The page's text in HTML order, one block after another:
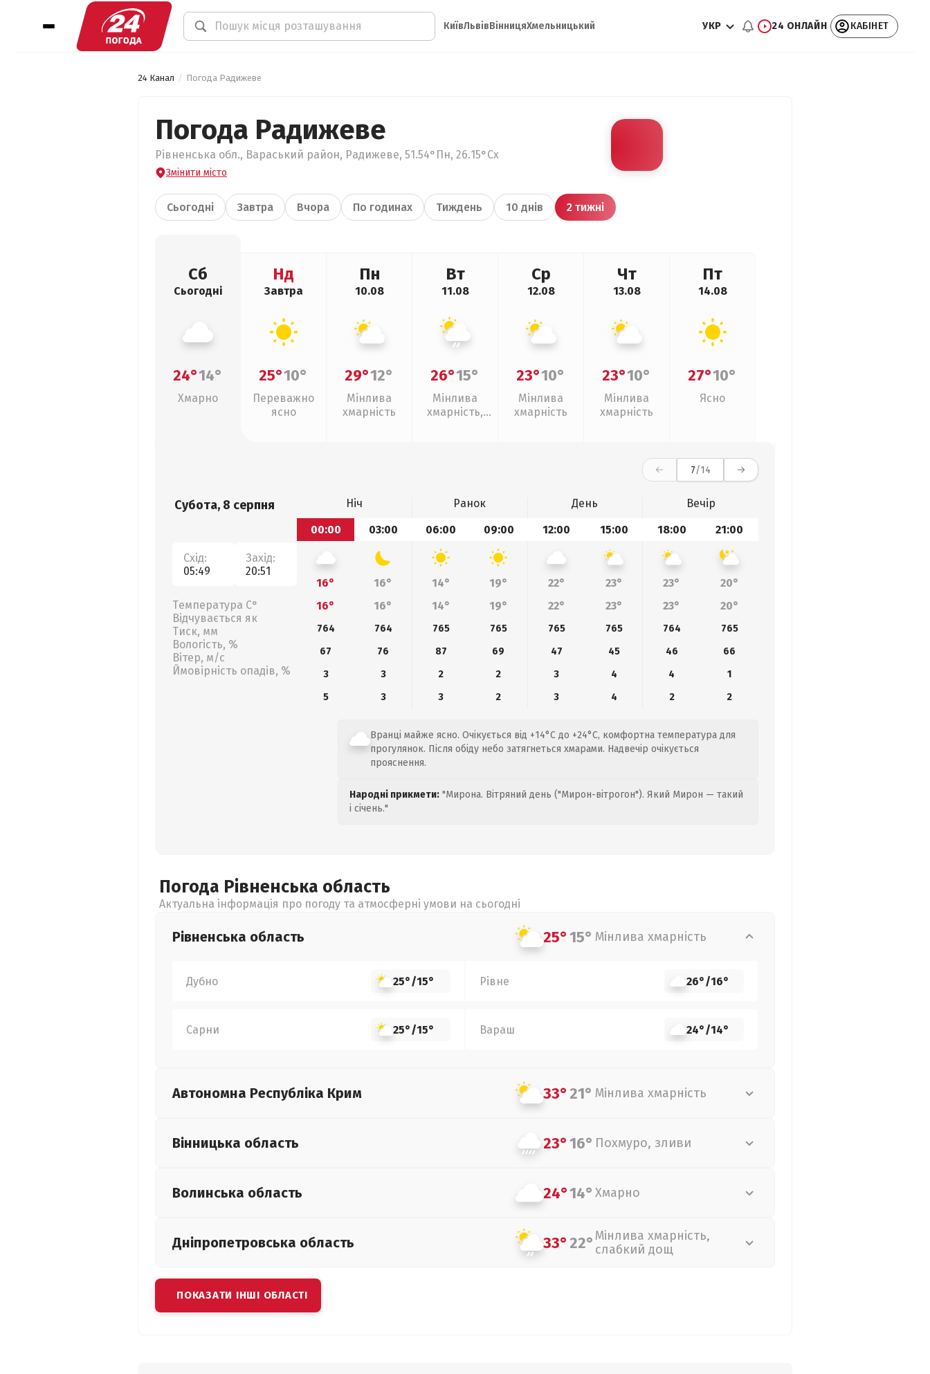
КиївЛьвівВінницяХмельницький УКР 24 ОНЛАЙН КАБІНЕТ
24 Канал Погода Радижеве
Погода Радижеве
Рівненська обл., Вараський район, Радижеве, 51.54°Пн, 26.15°Сх
Змінити місто
Сьогодні Завтра Вчора По годинах Тиждень 10 днів 2 тижні
Сб
Сьогодні
24°14°
Хмарно
Нд
Завтра
25°10°
Переважно
ясно
Пн
10.08
29°12°
Мінлива
хмарність
Вт
11.08
26°15°
Мінлива
хмарність,
Ср
12.08
23°10°
Мінлива
хмарність
Чт
13.08
23°10°
Мінлива
хмарність
Пт
14.08
27°10°
Ясно
7/14
Субота, 8 серпня
Схід:
05:49
Захід:
20:51
Температура С°
Відчувається як
Тиск, мм
Вологість, %
Вітер, м/с
Ймовірність опадів, %
Ніч Ранок День
Вечір
00:00
03:00 06:00 09:00 12:00 15:00 18:00 21:00
16° 16° 14° 19° 22° 23° 23°
20°
16°
16° 14° 19° 22° 23° 23° 20°
764 764 765 765 765 765 764
765
67
76 87 69 47 45 46
66
3
3 2 2 3 4 4
1
5
3 3 2 3 4 2 2
Вранці майже ясно. Очікується від +14°C до +24°C, комфортна температура для
прогулянок. Після обіду небо затягнеться хмарами. Надвечір очікується
прояснення.
Народні прикмети: "Мирона. Вітряний день ("Мирон-вітрогон"). Який Мирон — такий
і січень."
Погода Рівненська область
Актуальна інформація про погоду та атмосферні умови на сьогодні
Рівненська область 25°15° Мінлива хмарність
Дубно 25°/15° Рівне 26°/16°
Сарни 25°/15° Вараш 24°/14°
Автономна Республіка Крим 33°21° Мінлива хмарність
Вінницька область 23°16° Похмуро, зливи
Волинська область 24°14° Хмарно
Дніпропетровська область 33°22°Мінлива хмарність,
слабкий дощ
ПОКАЗАТИ ІНШІ ОБЛАСТІ